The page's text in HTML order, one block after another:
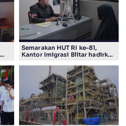
Semarakan HUT RI ke-81,
Kantor Imigrasi Blitar hadirkan
Pasporia